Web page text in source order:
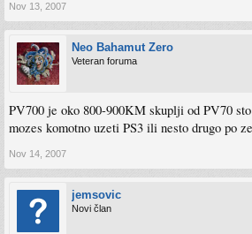
Nov 13, 2007
Neo Bahamut Zero
Veteran foruma
PV700 je oko 800-900KM skuplji od PV70
mozes komotno uzeti PS3 ili nesto drugo po
Nov 14, 2007
jemsovic
Novi član